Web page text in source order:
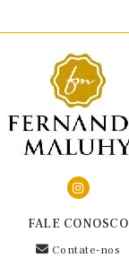
FALE CONOSCO
Contate-nos